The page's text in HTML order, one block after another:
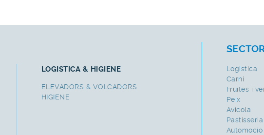
LOGISTICA & HIGIENE
ELEVADORS & VOLCADORS
HIGIENE
Logistica
Carni
Fruites i
Peix
Avícola
Automoció